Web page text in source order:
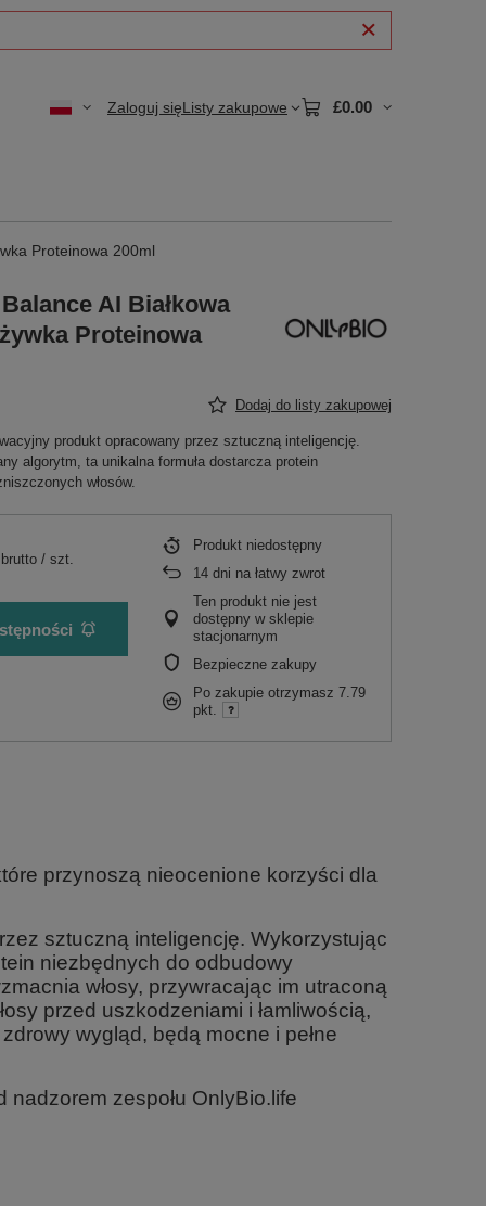
Zaloguj sięListy zakupowe £0.00
Proteinowa 200ml
AI Białkowa
Proteinowa
Dodaj do listy zakupowej
produkt opracowany przez sztuczną inteligencję.
algorytm, ta unikalna formuła dostarcza protein
włosów.
/ szt.
Produkt niedostępny
14 dni na łatwy zwrot
Ten produkt nie jest
dostępny w sklepie
stacjonarnym
Bezpieczne zakupy
Po zakupie otrzymasz 7.79
pkt.
przynoszą nieocenione korzyści dla
sztuczną inteligencję. Wykorzystując
niezbędnych do odbudowy
włosy, przywracając im utraconą
przed uszkodzeniami i łamliwością,
wygląd, będą mocne i pełne
zespołu OnlyBio.life